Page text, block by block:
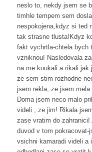
neslo to, nekdy jsem se
timhle tempem sem
nespokojena,kdyz si ted
tak strasne tlusta!Kdyz
fakt vychrtla-chtela bych
vzniknou! Nasledovala
na me koukali a rikali
ze sem stim rozhodne
jsem rekla, ze jsem
Doma jsem neco malo
videli , ze jim! Rikala
zase vratim do
duvod v tom
vsichni kamaradi videli a